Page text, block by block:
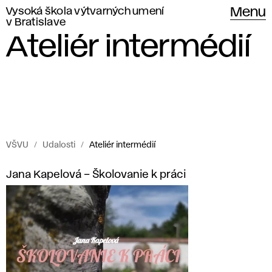
Vysoká škola výtvarných umení
v Bratislave
Menu
Ateliér intermédií
VŠVU Udalosti Ateliér intermédií
A
t
e
l
Udalosti
Vysokej
školy
výtvarných
umení
v Bratislave.
Jana Kapelová – Školovanie k práci